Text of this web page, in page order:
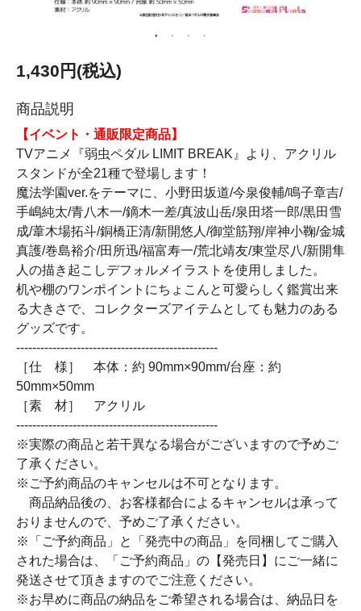
1,430円(税込)
商品説明
【イベント・通販限定商品】
TVアニメ『弱虫ペダル LIMIT BREAK』より、アクリル
スタンドが全21種で登場します！
魔法学園ver.をテーマに、小野田坂道/今泉俊輔/鳴子章吉/
手嶋純太/青八木一/鏑木一差/真波山岳/泉田塔一郎/黒田雪
成/葦木場拓斗/銅橋正清/新開悠人/御堂筋翔/岸神小鞠/金城
真護/巻島裕介/田所迅/福富寿一/荒北靖友/東堂尽八/新開隼
人の描き起こしデフォルメイラストを使用しました。
机や棚のワンポイントにちょこんと可愛らしく鑑賞出来
る大きさで、コレクターズアイテムとしても魅力のある
グッズです。
--------------------------------------------------
［仕 様］ 本体：約 90mm×90mm/台座：約
50mm×50mm
［素 材］ アクリル
--------------------------------------------------
※実際の商品と若干異なる場合がございますので予めご
了承ください。
※ご予約商品のキャンセルは不可となります。
商品納品後の、お客様都合によるキャンセルは承って
おりませんので、予めご了承ください。
※「ご予約商品」と「発売中の商品」を同梱してご購入
された場合は、「ご予約商品」の【発売日】にご一緒に
発送させて頂きますのでご注意ください。
※お早めに商品の納品をご希望される場合は、納品日を